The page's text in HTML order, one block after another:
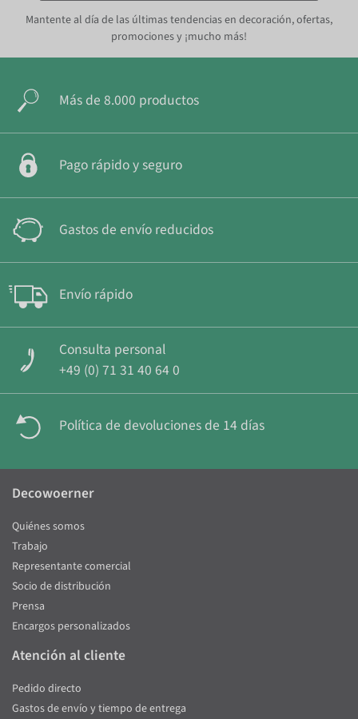
Mantente al día de las últimas tendencias en decoración, ofertas,
promociones y ¡mucho más!
Más de 8.000 productos
Pago rápido y seguro
Gastos de envío reducidos
Envío rápido
Consulta personal
+49 (0) 71 31 40 64 0
Política de devoluciones de 14 días
Decowoerner
Quiénes somos
Trabajo
Representante comercial
Socio de distribución
Prensa
Encargos personalizados
Atención al cliente
Pedido directo
Gastos de envío y tiempo de entrega